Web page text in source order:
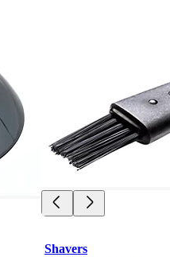
Shavers